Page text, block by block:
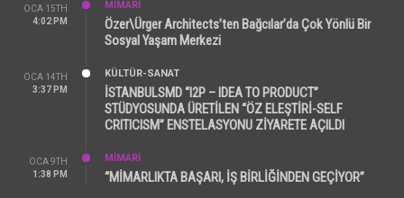
OCA 15TH
4:02 PM
MİMARİ
Özer\Ürger Architects’ten Bağcılar’da Çok Yönlü Bir
Sosyal Yaşam Merkezi
OCA 14TH
3:37 PM
KÜLTÜR-SANAT
İSTANBULSMD “I2P – IDEA TO PRODUCT”
STÜDYOSUNDA ÜRETİLEN “ÖZ ELEŞTİRİ-SELF
CRITICISM” ENSTELASYONU ZİYARETE AÇILDI
OCA 9TH
1:38 PM
MİMARİ
“MİMARLIKTA BAŞARI, İŞ BİRLİĞİNDEN GEÇİYOR”